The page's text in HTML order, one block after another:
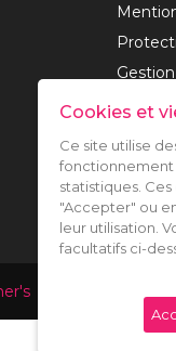
Contact
Cookies et
Ce site utilise
fonctionnement
statistiques.
"Accepter" ou
leur utilisation.
facultatifs ci-